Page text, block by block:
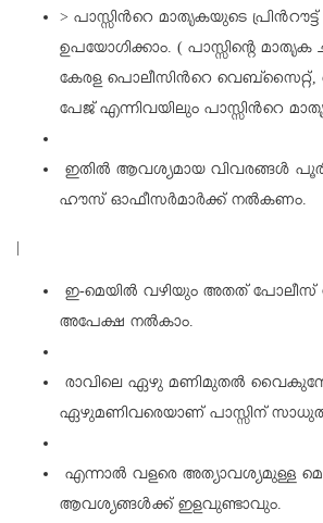
> പാസ്സിന്‍റെ മാതൃകയുടെ
ഉപയോഗിക്കാം. ( പാസ്സിന്റെ
കേരള പൊലീസിന്‍റെ
പേജ് എന്നിവയിലും പാസ്സിന്‍റെ
ഇതില്‍ ആവശ്യമായ വിവരങ്ങള്‍
ഹൗസ് ഓഫീസര്‍മാര്‍ക്ക് നല്‍കണം.
ഇ-മെയില്‍ വഴിയും അതത് പോലീസ്
അപേക്ഷ നല്‍കാം.
രാവിലെ ഏഴു മണിമുതല്‍
ഏഴുമണിവരെയാണ് പാസ്സിന്
എന്നാല്‍ വളരെ അത്യാവശ്യമുള്ള
ആവശ്യങ്ങള്‍ക്ക് ഇളവുണ്ടാവും.